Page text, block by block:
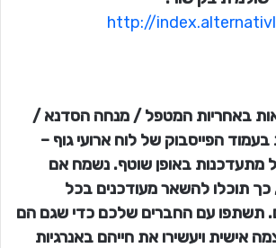
http://
באחריות המטפל / מנחה הסדנא /
הפייסבוק של לוח ארועי גוף –
מתעדכנות באופן שוטף. נשמח אם
כך תוכלו להשאר מעודכנים בכל
תשתפו עם החברים שלכם כדי שגם הם
אישית ויעשירו את חייהם באנרגיות